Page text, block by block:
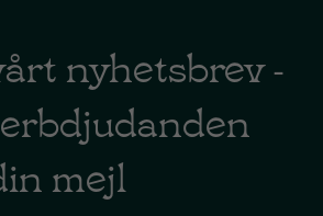
nyhetsbrev -
mejl